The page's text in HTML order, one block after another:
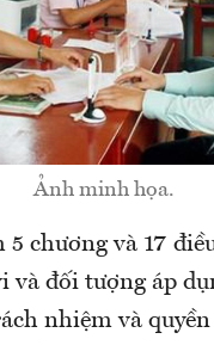
Ảnh minh họa.
5 chương và 17
và đối tượng áp
nhiệm và